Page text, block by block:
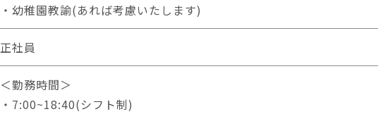
・幼稚園教諭(あれば考慮いたします)
正社員
＜勤務時間＞
・7:00~18:40(シフト制)